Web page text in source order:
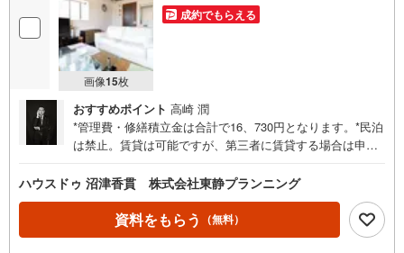
画像15枚
成約でもらえる
おすすめポイント 高崎 潤
*管理費・修繕積立金は合計で16、730円となります。*民泊
は禁止。賃貸は可能ですが、第三者に賃貸する場合は申請
細則の規定あり）*インターネット有（個別契約）【プラス
月1.8万円でオーダーメイドの内装に】 当店でご内見いた
だくメリットは、リノベーションに精通した担当者がその
場で価格提案ができ、ご要望をしっかりと受け止めます。
ハウスドゥ 沼津香貫 株式会社東静プランニング
資料をもらう （無料）